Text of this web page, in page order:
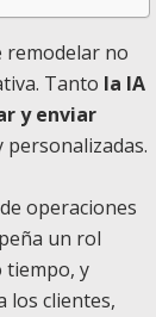
remodelar no
Tanto la IA
y enviar
personalizadas.
operaciones
un rol
tiempo, y
los clientes,